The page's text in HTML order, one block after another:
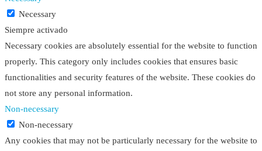
Necessary
Siempre activado
Necessary cookies are absolutely essential for the website to function
properly. This category only includes cookies that ensures basic
functionalities and security features of the website. These cookies do
not store any personal information.
Non-necessary
Non-necessary
Any cookies that may not be particularly necessary for the website to